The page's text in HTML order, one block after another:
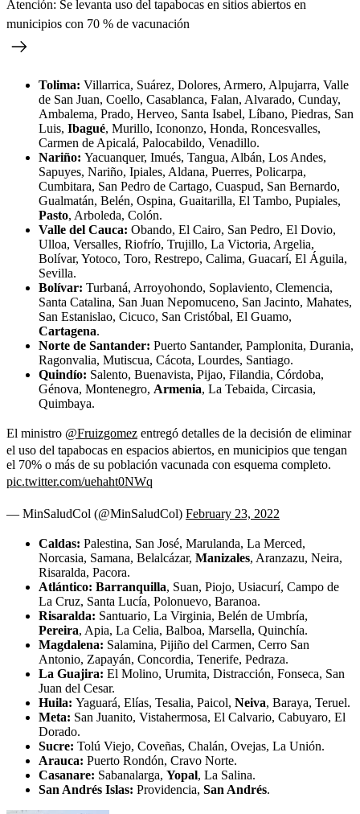
Atención: Se levanta uso del tapabocas en sitios abiertos en
municipios con 70 % de vacunación
Tolima: Villarrica, Suárez, Dolores, Armero, Alpujarra, Valle
de San Juan, Coello, Casablanca, Falan, Alvarado, Cunday,
Ambalema, Prado, Herveo, Santa Isabel, Líbano, Piedras, San
Luis, Ibagué, Murillo, Icononzo, Honda, Roncesvalles,
Carmen de Apicalá, Palocabildo, Venadillo.
Nariño: Yacuanquer, Imués, Tangua, Albán, Los Andes,
Sapuyes, Nariño, Ipiales, Aldana, Puerres, Policarpa,
Cumbitara, San Pedro de Cartago, Cuaspud, San Bernardo,
Gualmatán, Belén, Ospina, Guaitarilla, El Tambo, Pupiales,
Pasto, Arboleda, Colón.
Valle del Cauca: Obando, El Cairo, San Pedro, El Dovio,
Ulloa, Versalles, Riofrío, Trujillo, La Victoria, Argelia,
Bolívar, Yotoco, Toro, Restrepo, Calima, Guacarí, El Águila,
Sevilla.
Bolívar: Turbaná, Arroyohondo, Soplaviento, Clemencia,
Santa Catalina, San Juan Nepomuceno, San Jacinto, Mahates,
San Estanislao, Cicuco, San Cristóbal, El Guamo,
Cartagena.
Norte de Santander: Puerto Santander, Pamplonita, Durania,
Ragonvalia, Mutiscua, Cácota, Lourdes, Santiago.
Quindío: Salento, Buenavista, Pijao, Filandia, Córdoba,
Génova, Montenegro, Armenia, La Tebaida, Circasia,
Quimbaya.
El ministro @Fruizgomez entregó detalles de la decisión de eliminar
el uso del tapabocas en espacios abiertos, en municipios que tengan
el 70% o más de su población vacunada con esquema completo.
pic.twitter.com/uehaht0NWq
— MinSaludCol (@MinSaludCol) February 23, 2022
Caldas: Palestina, San José, Marulanda, La Merced,
Norcasia, Samana, Belalcázar, Manizales, Aranzazu, Neira,
Risaralda, Pacora.
Atlántico: Barranquilla, Suan, Piojo, Usiacurí, Campo de
La Cruz, Santa Lucía, Polonuevo, Baranoa.
Risaralda: Santuario, La Virginia, Belén de Umbría,
Pereira, Apia, La Celia, Balboa, Marsella, Quinchía.
Magdalena: Salamina, Pijiño del Carmen, Cerro San
Antonio, Zapayán, Concordia, Tenerife, Pedraza.
La Guajira: El Molino, Urumita, Distracción, Fonseca, San
Juan del Cesar.
Huila: Yaguará, Elías, Tesalia, Paicol, Neiva, Baraya, Teruel.
Meta: San Juanito, Vistahermosa, El Calvario, Cabuyaro, El
Dorado.
Sucre: Tolú Viejo, Coveñas, Chalán, Ovejas, La Unión.
Arauca: Puerto Rondón, Cravo Norte.
Casanare: Sabanalarga, Yopal, La Salina.
San Andrés Islas: Providencia, San Andrés.